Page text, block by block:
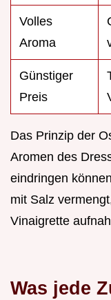
Volles
Aroma
Günstiger
Preis
Das Prinzip der
Aromen des
eindringen
mit Salz
Vinaigrette
Was jede